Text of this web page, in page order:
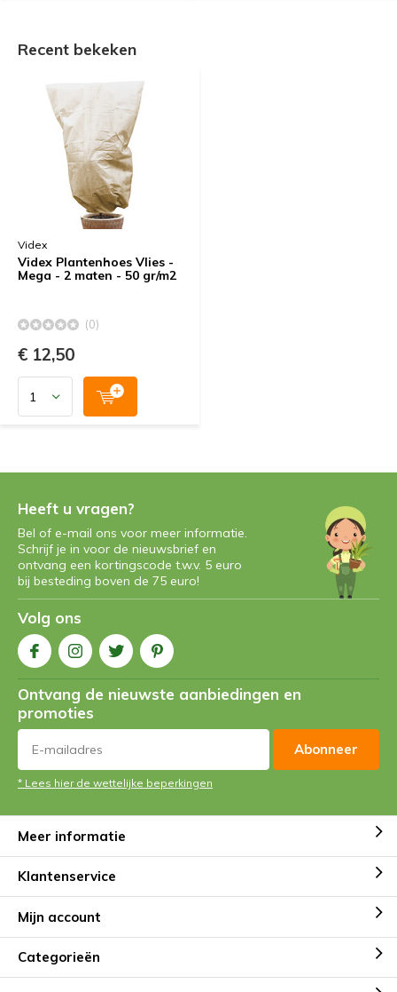
Recent bekeken
Videx
Videx Plantenhoes Vlies -
Mega - 2 maten - 50 gr/m2
(0)
€ 12,50
Heeft u vragen?
Bel of e-mail ons voor meer informatie.
Schrijf je in voor de nieuwsbrief en
ontvang een kortingscode t.w.v. 5 euro
bij besteding boven de 75 euro!
Volg ons
Ontvang de nieuwste aanbiedingen en
promoties
Abonneer
* Lees hier de wettelijke beperkingen
Meer informatie
Klantenservice
Mijn account
Categorieën